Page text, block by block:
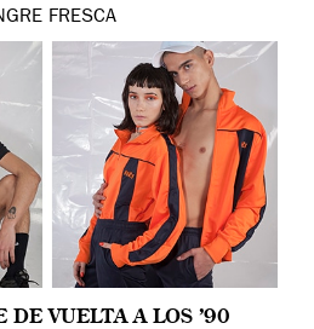
FRESCA
DE VUELTA A LOS ’90